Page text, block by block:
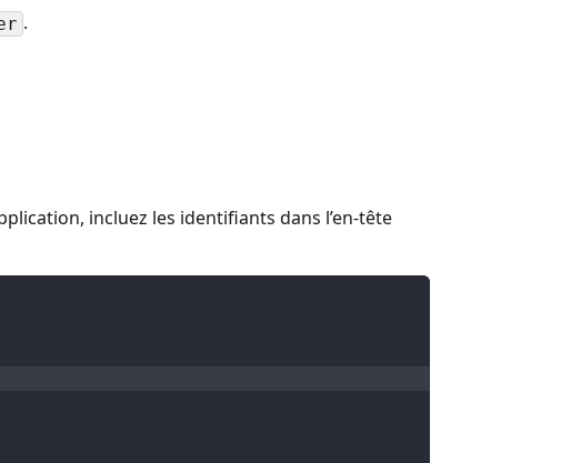
.
incluez les identifiants dans l’en-tête